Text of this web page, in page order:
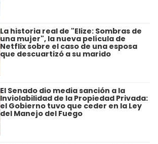
La historia real de "Elize: Sombras de
una mujer", la nueva película de
Netflix sobre el caso de una esposa
que descuartizó a su marido
El Senado dio media sanción a la
Inviolabilidad de la Propiedad Privada:
el Gobierno tuvo que ceder en la Ley
del Manejo del Fuego